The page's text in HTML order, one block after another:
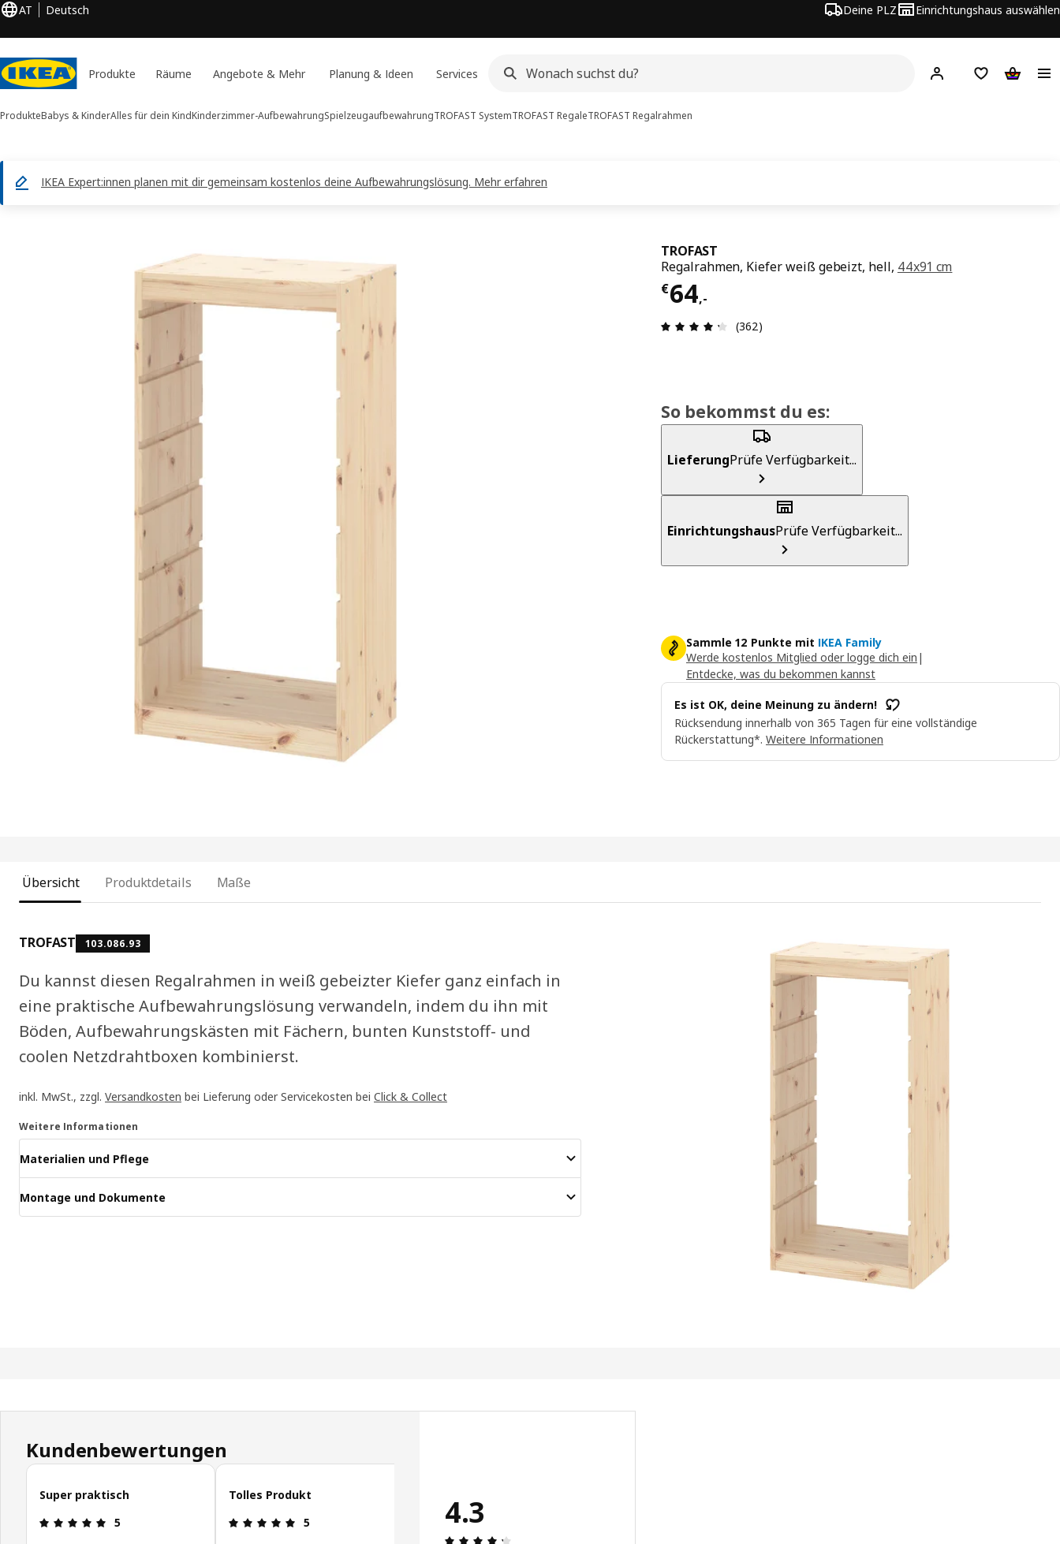
AT Deutsch Deine PLZ Einrichtungshaus auswählen
Produkte Räume Angebote & Mehr Planung & Ideen Services Hej! Jetzt anmelden.
Einkaufsliste
ProdukteBabys & KinderAlles für dein KindKinderzimmer-AufbewahrungSpielzeugaufbewahrungTROFAST SystemTROFAST RegaleTROFAST Regalrahmen
IKEA Expert:innen planen mit dir gemeinsam kostenlos deine Aufbewahrungslösung. Mehr erfahren
Image zoomed out, normal view
TROFAST
Regalrahmen, Kiefer weiß gebeizt, hell, 44x91 cm
€64,-
Preis € 64,-
Produktbewertung: 4.3 von 5 Sterne Alle Bewertungen:
(362)
So bekommst du es:
LieferungPrüfe Verfügbarkeit...
EinrichtungshausPrüfe Verfügbarkeit...
Sammle 12 Punkte mit IKEA Family
Werde kostenlos Mitglied oder logge dich ein |
Entdecke, was du bekommen kannst
Es ist OK, deine Meinung zu ändern!
Rücksendung innerhalb von 365 Tagen für eine vollständige
Rückerstattung*. Weitere Informationen
Übersicht Produktdetails Maße
TROFAST 103.086.93
Du kannst diesen Regalrahmen in weiß gebeizter Kiefer ganz einfach in
eine praktische Aufbewahrungslösung verwandeln, indem du ihn mit
Böden, Aufbewahrungskästen mit Fächern, bunten Kunststoff- und
coolen Netzdrahtboxen kombinierst.
inkl. MwSt., zzgl. Versandkosten bei Lieferung oder Servicekosten bei Click & Collect
Weitere Informationen
Materialien und Pflege
Montage und Dokumente
Kundenbewertungen
Kundenbewertungen überspringen
Super praktisch
Produktbewertung: 5 von 5 Sterne
5
Tolles Produkt
Produktbewertung: 5 von 5 Sterne
5 4.3